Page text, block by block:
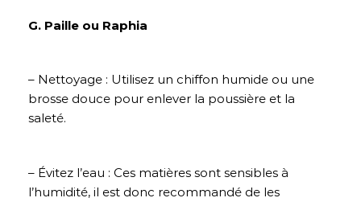
G. Paille ou Raphia
– Nettoyage : Utilisez un chiffon humide ou une
brosse douce pour enlever la poussière et la
saleté.
– Évitez l’eau : Ces matières sont sensibles à
l’humidité, il est donc recommandé de les